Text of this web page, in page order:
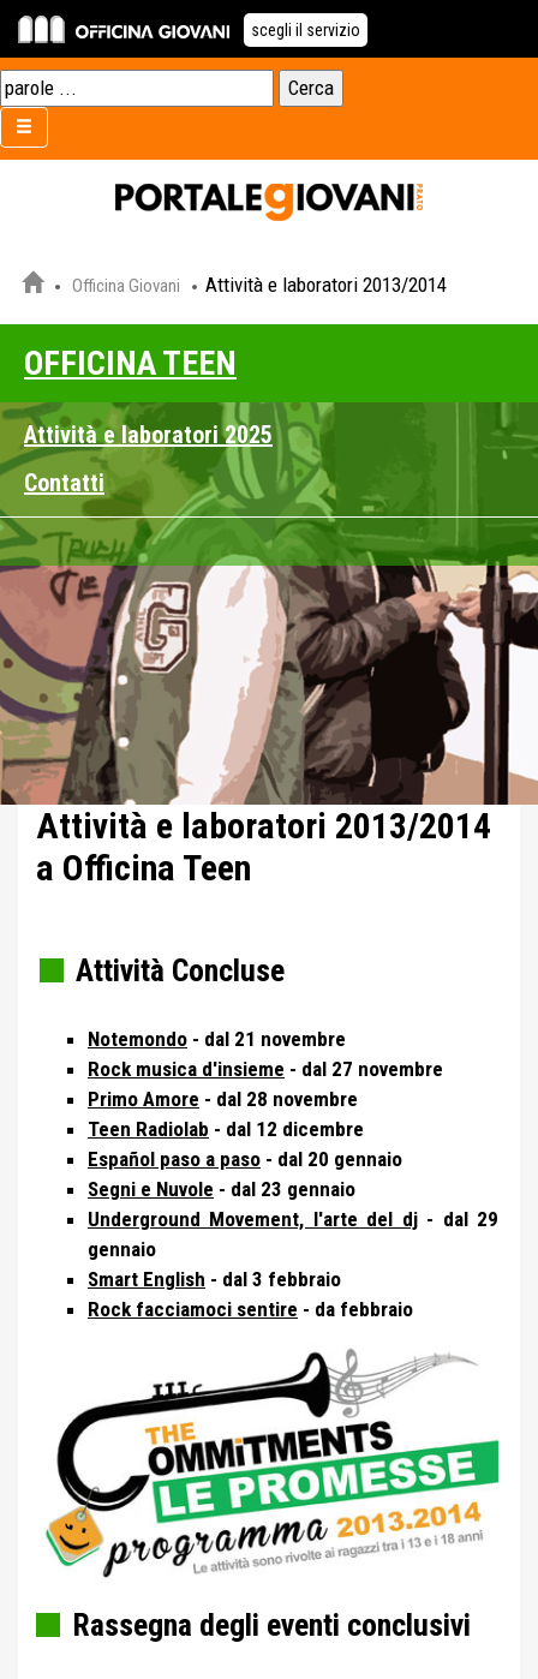
scegli il servizio
Officina Giovani Attività e laboratori 2013/2014
OFFICINA TEEN
Attività e laboratori 2025
Contatti
Attività e laboratori 2013/2014
a Officina Teen
Attività Concluse
Notemondo - dal 21 novembre
Rock musica d'insieme - dal 27 novembre
Primo Amore - dal 28 novembre
Teen Radiolab - dal 12 dicembre
Español paso a paso - dal 20 gennaio
Segni e Nuvole - dal 23 gennaio
Underground Movement, l'arte del dj- dal 29
gennaio
Smart English - dal 3 febbraio
Rock facciamoci sentire - da febbraio
Rassegna degli eventi conclusivi